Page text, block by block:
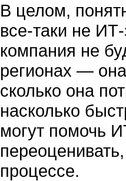
В целом,
все-таки не
компания не
регионах —
сколько она
насколько
могут помочь
процессе.